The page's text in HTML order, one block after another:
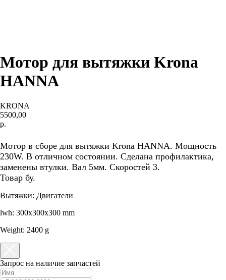
Мотор для вытяжки Krona
HANNA
KRONA
5500,00
р.
Мотор в сборе для вытяжки Krona HANNA. Мощность
230W. В отличном состоянии. Сделана профилактика,
заменены втулки. Вал 5мм. Скоростей 3.
Товар бу.
Вытяжки: Двигатели
lwh: 300x300x300 mm
Weight: 2400 g
Запрос на наличие запчастей